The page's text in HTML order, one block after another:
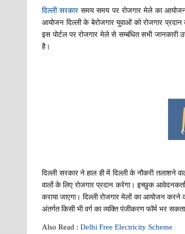
दिल्ली सरकार समय समय पर रोजगार मेले का आयोजन
आयोजन दिल्ली के बेरोजगार युवाओं को रोजगार
इस पोर्टल पर रोजगार मेले से सम्बंधित सभी
है।
दिल्ली सरकार ने हाल ही में दिल्ली के नौकरी तलाशने
वालों के लिए रोजगार प्रदान करेगा। इच्छुक
कराया जाएगा। दिल्ली रोजगार मेलों का आयोजन करने
अंतर्गत किसी भी वर्ग का व्यक्ति पंजीकरण फॉर्म भर
Also Read :Delhi Free Electricity Scheme